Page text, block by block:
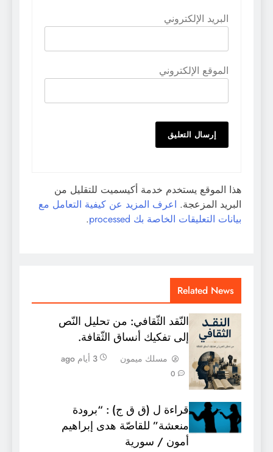
البريد الإلكتروني
الموقع الإلكتروني
هذا الموقع يستخدم خدمة أكيسميت للتقليل من
البريد المزعجة. اعرف المزيد عن كيفية التعامل مع
بيانات التعليقات الخاصة بك processed
.
Related News
النّقد الثّقافي: من تحليل النّص
إلى تفكيك أنساق الثّقافة.
مسلك ميمون 3 أيام ago
0
قراءة ل (ق ق ج) : “برودة
منعشة” للقاصّة هدى إبراهيم
أمون / سورية